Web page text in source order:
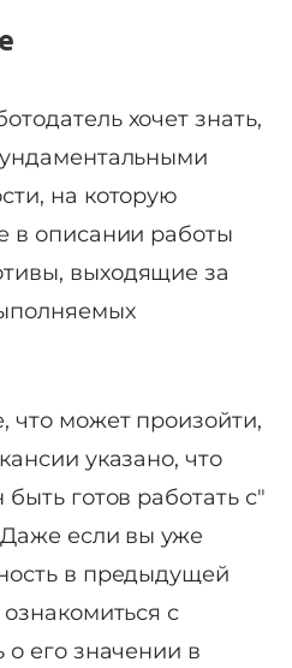
хочет знать,
на которую
в описании работы
выходящие за
что может произойти,
указано, что
готов работать с"
если вы уже
в предыдущей
с
о его значении в